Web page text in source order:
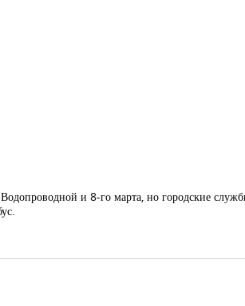
и 8-го марта, но городские